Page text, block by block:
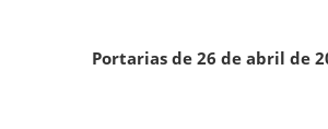
Portarias de 26 de abril de